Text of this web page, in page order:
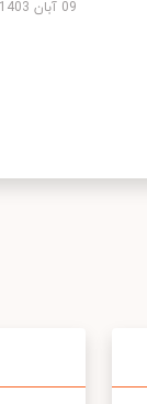
09 آبان 1403